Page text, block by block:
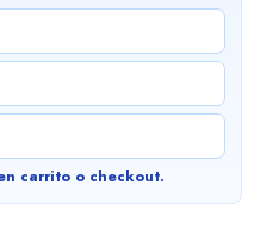
carrito o checkout.